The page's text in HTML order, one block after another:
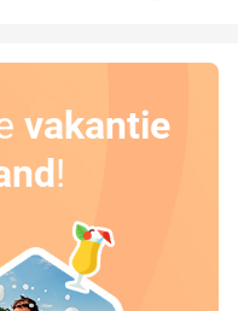
vakantie
!